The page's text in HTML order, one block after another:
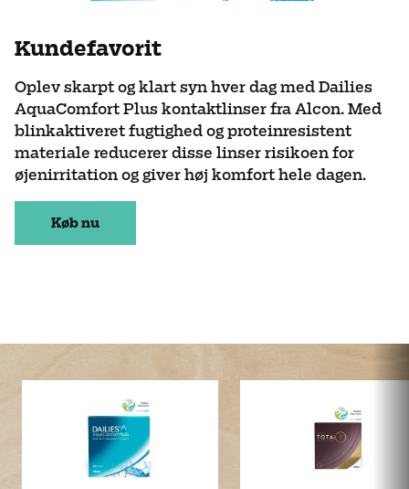
Kundefavorit
Oplev skarpt og klart syn hver dag med Dailies
AquaComfort Plus kontaktlinser fra Alcon. Med
blinkaktiveret fugtighed og proteinresistent
materiale reducerer disse linser risikoen for
øjenirritation og giver høj komfort hele dagen.
Køb nu